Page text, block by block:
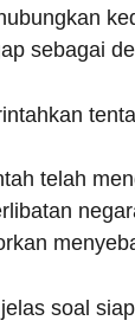
sebagai
telah
soal